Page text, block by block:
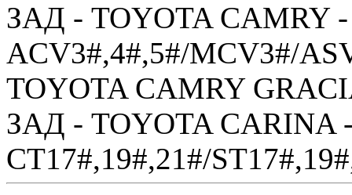
ЗАД - TOYOTA CAMRY -
ACV3#,4#,5#/MCV3#/
TOYOTA CAMRY
ЗАД - TOYOTA CARINA
CT17#,19#,21#/